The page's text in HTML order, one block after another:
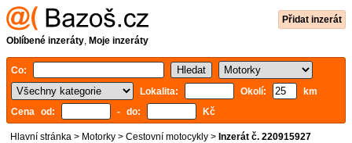
Přidat inzerát
Oblíbené inzeráty, Moje inzeráty
Co:
Lokalita:
Okolí:
km
Cena od:
- do: Kč
Hlavní stránka > Motorky > Cestovní motocykly > Inzerát č. 220915927